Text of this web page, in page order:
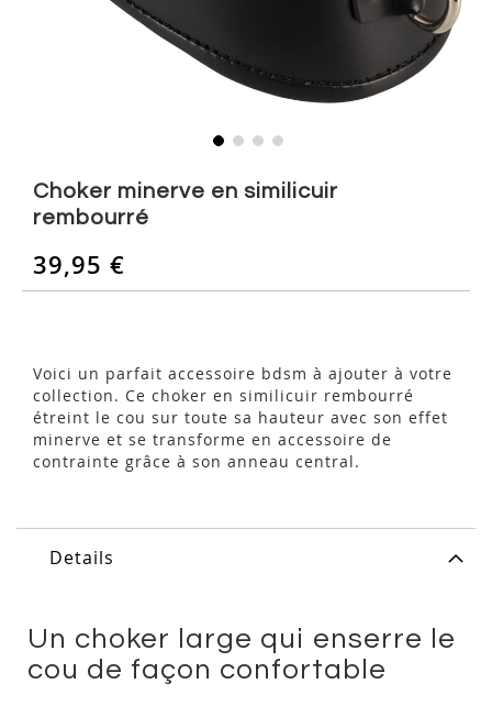
the
beginning
the
images
Choker minerve en similicuir
rembourré
39,95 €
Voici un parfait accessoire bdsm à ajouter à votre
collection. Ce choker en similicuir rembourré
étreint le cou sur toute sa hauteur avec son effet
minerve et se transforme en accessoire de
contrainte grâce à son anneau central.
Details
Un choker large qui enserre le
cou de façon confortable